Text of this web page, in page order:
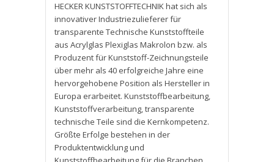
HECKER KUNSTSTOFFTECHNIK hat sich als
innovativer Industriezulieferer für
transparente Technische Kunststoffteile
aus Acrylglas Plexiglas Makrolon bzw. als
Produzent für Kunststoff-Zeichnungsteile
über mehr als 40 erfolgreiche Jahre eine
hervorgehobene Position als Hersteller in
Europa erarbeitet. Kunststoffbearbeitung,
Kunststoffverarbeitung,transparente
technische Teile sind die Kernkompetenz.
Größte Erfolge bestehen in der
Produktentwicklung und